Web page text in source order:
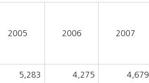
2005 2006 2007
5,283 4,275 4,679